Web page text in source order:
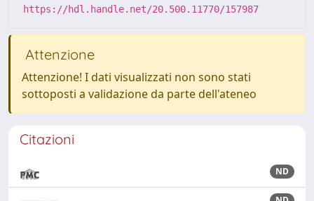
https://hdl.handle.net/20.500.11770/157987
Attenzione
Attenzione! I dati visualizzati non sono stati
sottoposti a validazione da parte dell'ateneo
Citazioni
ND